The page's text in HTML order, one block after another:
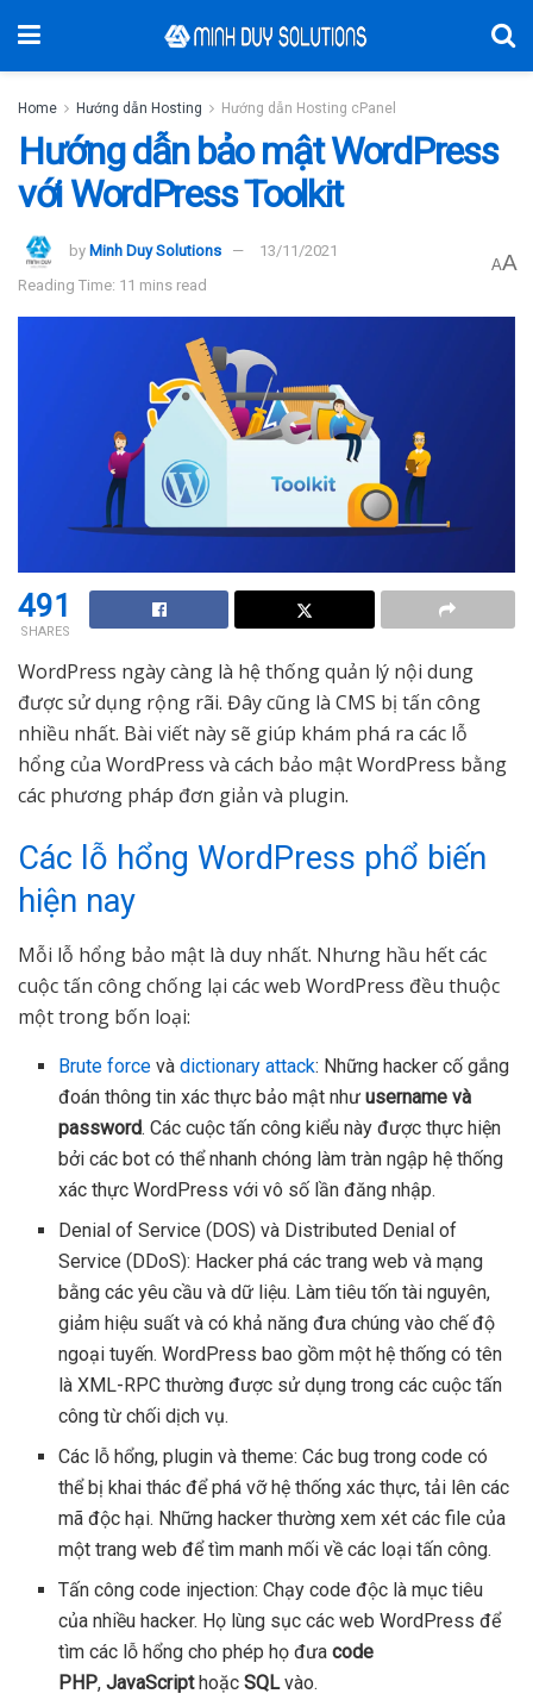
Home Hướng dẫn Hosting Hướng dẫn Hosting cPanel
Hướng dẫn bảo mật WordPress
với WordPress Toolkit
by Minh Duy Solutions
13/11/2021
Reading Time: 11 mins read
AA
491
SHARES
WordPress ngày càng là hệ thống quản lý nội dung
được sử dụng rộng rãi. Đây cũng là CMS bị tấn công
nhiều nhất. Bài viết này sẽ giúp khám phá ra các lỗ
hổng của WordPress và cách bảo mật WordPress bằng
các phương pháp đơn giản và plugin.
Các lỗ hổng WordPress phổ biến
hiện nay
Mỗi lỗ hổng bảo mật là duy nhất. Nhưng hầu hết các
cuộc tấn công chống lại các web WordPress đều thuộc
một trong bốn loại:
Brute force vàdictionary attack: Những hacker cố gắng
đoán thông tin xác thực bảo mật nhưusername và
password. Các cuộc tấn công kiểu này được thực hiện
bởi các bot có thể nhanh chóng làm tràn ngập hệ thống
xác thực WordPress với vô số lần đăng nhập.
Denial of Service (DOS) và Distributed Denial of
Service (DDoS): Hacker phá các trang web và mạng
bằng các yêu cầu và dữ liệu. Làm tiêu tốn tài nguyên,
giảm hiệu suất và có khả năng đưa chúng vào chế độ
ngoại tuyến. WordPress bao gồm một hệ thống có tên
là XML-RPC thường được sử dụng trong các cuộc tấn
công từ chối dịch vụ.
Các lỗ hổng, plugin và theme: Các bug trong code có
thể bị khai thác để phá vỡ hệ thống xác thực, tải lên các
mã độc hại. Những hacker thường xem xét các file của
một trang web để tìm manh mối về các loại tấn công.
Tấn công code injection: Chạy code độc là mục tiêu
của nhiều hacker. Họ lùng sục các web WordPress để
tìm các lỗ hổng cho phép họ đưacode
PHP,JavaScripthoặcSQLvào.